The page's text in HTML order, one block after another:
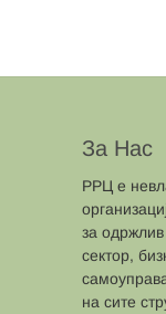
За Нас
РРЦ е
за одржлив
сектор,
на сите